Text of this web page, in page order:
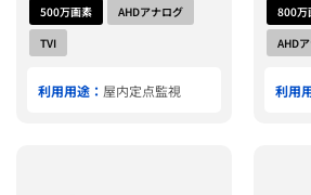
500万画素
AHDアナログ
TVI
利用用途： 屋内定点監視
800万
AHD
利用